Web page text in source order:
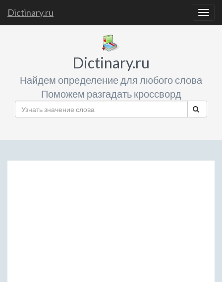
Dictinary.ru
Dictinary.ru
Найдем определение для любого слова
Поможем разгадать кроссворд